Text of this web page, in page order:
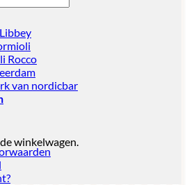
winkelwagen.
Rocco
van nordicbar